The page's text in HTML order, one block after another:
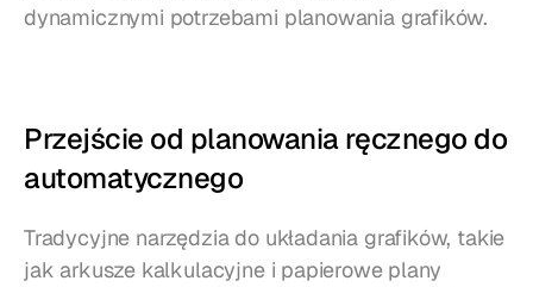
dynamicznymi potrzebami planowania grafików.
Przejście od planowania ręcznego do
automatycznego
Tradycyjne narzędzia do układania grafików, takie
jak arkusze kalkulacyjne i papierowe plany